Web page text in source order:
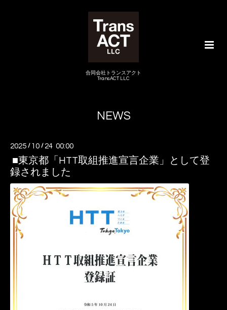
合同会社トランスアクト
TransACT LLC
NEWS
2025 / 10 / 24 00:00
■東京都「HTT取組推進宣言企業」として登
録されました